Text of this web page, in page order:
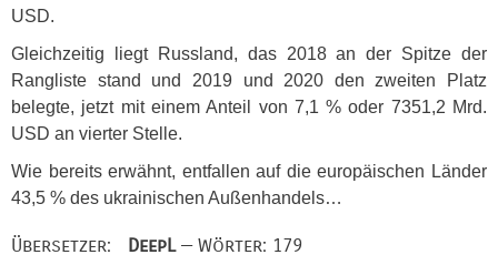
USD.
Gleichzeitig liegt Russland, das 2018 an der Spitze der
Rangliste stand und 2019 und 2020 den zweiten Platz
belegte, jetzt mit einem Anteil von 7,1 % oder 7351,2 Mrd.
USD an vierter Stelle.
Wie bereits erwähnt, entfallen auf die europäischen Länder
43,5 % des ukrainischen Außenhandels…
Übersetzer: DeepL— Wörter: 179